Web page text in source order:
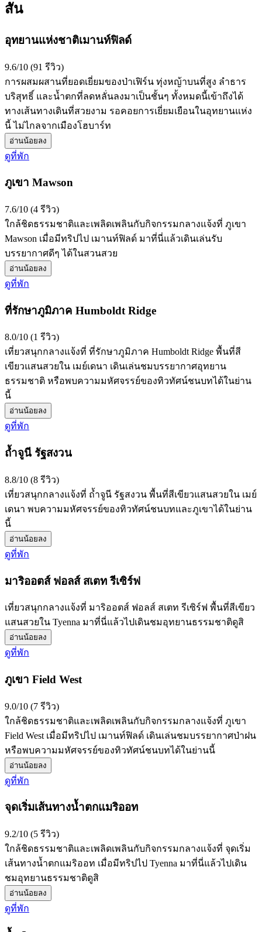
สัน
อุทยานแห่งชาติเมานท์ฟิลด์
9.6/10 (91 รีวิว)
การผสมผสานที่ยอดเยี่ยมของป่าเฟิร์น ทุ่งหญ้าบนที่สูง ลำธาร
บริสุทธิ์ และน้ำตกที่ลดหลั่นลงมาเป็นชั้นๆ ทั้งหมดนี้เข้าถึงได้
ทางเส้นทางเดินที่สวยงาม รอคอยการเยี่ยมเยือนในอุทยานแห่ง
นี้ ไม่ไกลจากเมืองโฮบาร์ท
อ่านน้อยลง
ดูที่พัก
ภูเขา Mawson
7.6/10 (4 รีวิว)
ใกล้ชิดธรรมชาติและเพลิดเพลินกับกิจกรรมกลางแจ้งที่ ภูเขา
Mawson เมื่อมีทริปไป เมานท์ฟิลด์ มาที่นี่แล้วเดินเล่นรับ
บรรยากาศดีๆ ได้ในสวนสวย
อ่านน้อยลง
ดูที่พัก
ที่รักษาภูมิภาค Humboldt Ridge
8.0/10 (1 รีวิว)
เที่ยวสนุกกลางแจ้งที่ ที่รักษาภูมิภาค Humboldt Ridge พื้นที่สี
เขียวแสนสวยใน เมย์เดนา เดินเล่นชมบรรยากาศอุทยาน
ธรรมชาติ หรือพบความมหัศจรรย์ของทิวทัศน์ชนบทได้ในย่าน
นี้
อ่านน้อยลง
ดูที่พัก
ถ้ำจูนี รัฐสงวน
8.8/10 (8 รีวิว)
เที่ยวสนุกกลางแจ้งที่ ถ้ำจูนี รัฐสงวน พื้นที่สีเขียวแสนสวยใน เมย์
เดนา พบความมหัศจรรย์ของทิวทัศน์ชนบทและภูเขาได้ในย่าน
นี้
อ่านน้อยลง
ดูที่พัก
มาริออตส์ ฟอลส์ สเตท รีเซิร์ฟ
เที่ยวสนุกกลางแจ้งที่ มาริออตส์ ฟอลส์ สเตท รีเซิร์ฟ พื้นที่สีเขียว
แสนสวยใน Tyenna มาที่นี่แล้วไปเดินชมอุทยานธรรมชาติดูสิ
อ่านน้อยลง
ดูที่พัก
ภูเขา Field West
9.0/10 (7 รีวิว)
ใกล้ชิดธรรมชาติและเพลิดเพลินกับกิจกรรมกลางแจ้งที่ ภูเขา
Field West เมื่อมีทริปไป เมานท์ฟิลด์ เดินเล่นชมบรรยากาศป่าฝน
หรือพบความมหัศจรรย์ของทิวทัศน์ชนบทได้ในย่านนี้
อ่านน้อยลง
ดูที่พัก
จุดเริ่มเส้นทางน้ำตกแมริออท
9.2/10 (5 รีวิว)
ใกล้ชิดธรรมชาติและเพลิดเพลินกับกิจกรรมกลางแจ้งที่ จุดเริ่ม
เส้นทางน้ำตกแมริออท เมื่อมีทริปไป Tyenna มาที่นี่แล้วไปเดิน
ชมอุทยานธรรมชาติดูสิ
อ่านน้อยลง
ดูที่พัก